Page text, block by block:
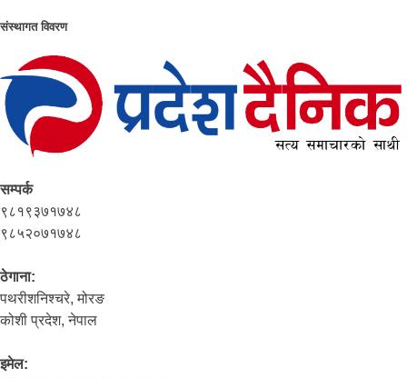
संस्थागत विवरण
सम्पर्क
९८१९३७१७४८
९८५२०७१७४८
ठेगाना:
पथरीशनिश्‍चरे, मोरङ
कोशी प्रदेश, नेपाल
इमेल: